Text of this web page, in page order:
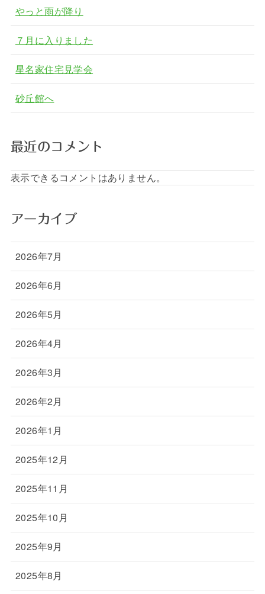
やっと雨が降り
７月に入りました
星名家住宅見学会
砂丘館へ
最近のコメント
表示できるコメントはありません。
アーカイブ
2026年7月
2026年6月
2026年5月
2026年4月
2026年3月
2026年2月
2026年1月
2025年12月
2025年11月
2025年10月
2025年9月
2025年8月